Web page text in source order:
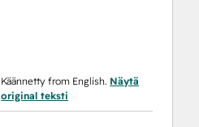
Käännetty from English. Näytä
original teksti